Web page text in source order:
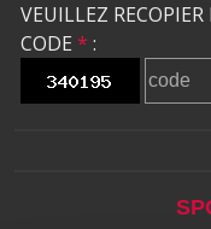
VEUILLEZ RECOPIER
CODE * :